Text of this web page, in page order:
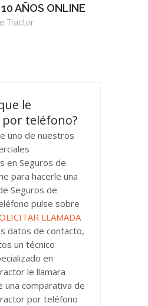
AÑOS ONLINE
Tractor
le
teléfono?
uno de nuestros
en Seguros de
para hacerle una
Seguros de
pulse sobre
LLAMADA
datos de contacto,
un técnico
en
le llamara
una comparativa de
por teléfono